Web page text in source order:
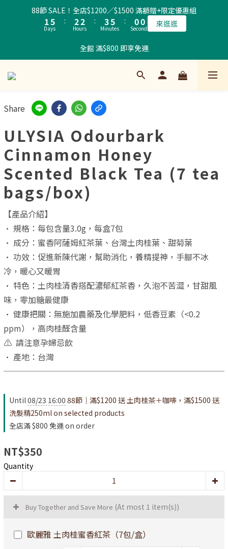
88節 SALE！全店$1200／$1500 滿額贈+限定優惠組
2
1
0
6
5
4
Days
:
3
2
1
3
2
1
0
Hours
:
4
3
2
1
0
5
4
3
2
1
Minutes
:
6
5
4
3
2
0
9
8
7
6
5
3
Seconds 來逛逛
全館 滿$800 即享免運
Share
ULYSIA Odourbark
Cinnamon Honey
Scented Black Tea (7 tea
bags/box)
【產品介紹】
• 規格：每包含量3.0g，每盒7包
• 成分：蜜香阿薩姆紅茶葉、台灣土肉桂葉、甜菊葉
• 功效：促進新陳代謝，幫助消化，養精提神，手腳不冰
冷，暖心又暖胃
• 特色：土肉桂清香搭配濃郁紅茶香，久泡不苦澀，甘甜風
味，零加糖最健康
• 健康把關：無施加農藥及化學肥料，低香豆素（<0.2
ppm），高肉桂醛含量
⚠️  請注意孕婦忌飲
• 產地：台灣
Until08/23 16:00 88節｜滿$1200 送 土肉桂茶＋咖啡，滿$1500 送
洗髮精250ml on selected products
全店滿 $800 免運 on order
NT$350
Quantity
Buy Together and Save More (At most 1 item(s))
歐麗雅 土肉桂蜜香紅茶（7包/盒）